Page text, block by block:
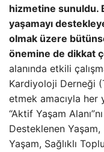
hizmetine sunuldu.
yaşamayı
olmak üzere
önemine de dikkat
alanında etkili
Kardiyoloji Derneği
etmek amacıyla her
“Aktif Yaşam
Desteklenen
Yaşam, Sağlıklı